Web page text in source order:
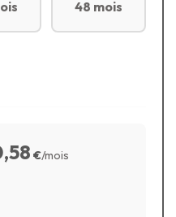
48 mois
€/mois